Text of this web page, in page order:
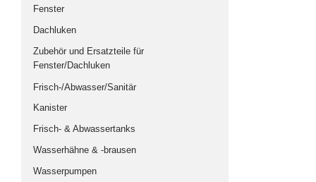
Dächer Zubehör/ Ersatzteile
Multivan-Möbel & Ergänzungsmodule
Renault Trafic / Opel Vivaro
VW T4 Multivan
VW T5/T6 Multivan
Universalmöbel
Multivan Beach und California Beach
MB Vito / Viano
Ford Euroline
Fenster
Dachluken
Zubehör und Ersatzteile für
Fenster/Dachluken
Frisch-/Abwasser/Sanitär
Kanister
Frisch- & Abwassertanks
Wasserhähne & -brausen
Wasserpumpen